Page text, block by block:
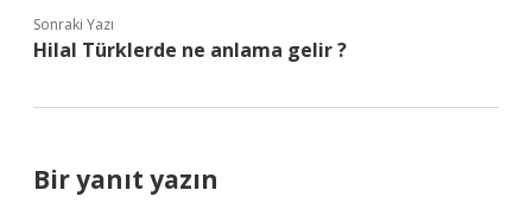
Sonraki Yazı
Hilal Türklerde ne anlama gelir ?
Bir yanıt yazın